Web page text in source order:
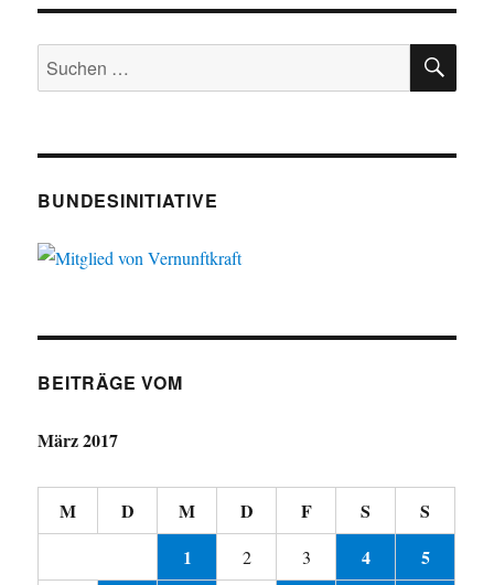
Suche
nach:
BUNDESINITIATIVE
BEITRÄGE VOM
März 2017
M D M D F S
S
1
2 3 4 5